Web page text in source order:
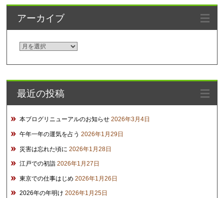
アーカイブ
ア
イ
ブ
最近の投稿
本ブログリニューアルのお知らせ 2026年3月4日
午年一年の運気を占う 2026年1月29日
災害は忘れた頃に 2026年1月28日
江戸での初詣 2026年1月27日
東京での仕事はじめ 2026年1月26日
2026年の年明け 2026年1月25日